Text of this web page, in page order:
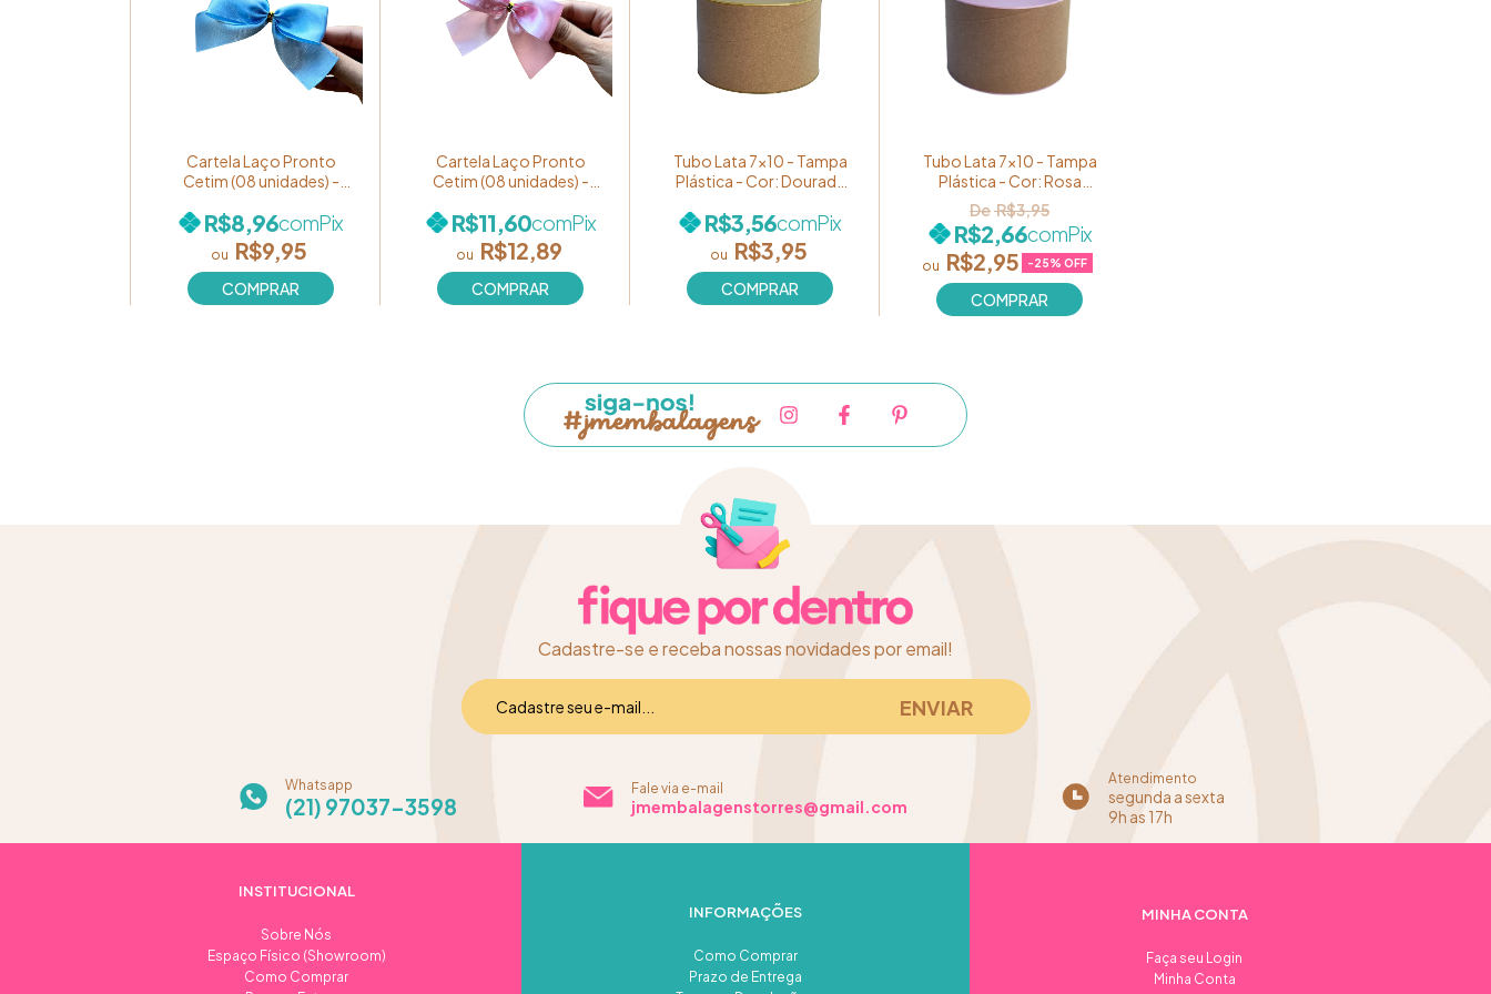
Cartela Laço Pronto
Cetim (08 unidades) -
Claro Ref. LC0043
(LC0002CM-8)
R$9,95
R$8,96comPix
Cartela Laço Pronto
Cetim (08 unidades) -
Ref. LC0010CM-8
R$12,89
R$11,60comPix
Tubo Lata 7x10 - Tampa
Plástica - Cor: Dourada
R$3,95
R$3,56comPix
Tubo Lata 7x10 - Tampa
Plástica - Cor: Rosa
Bebê
R$2,95 -25% OFF
R$3,95
R$2,66comPix
Cadastre-se e receba nossas novidades por email!
Whatsapp
(21) 97037-3598
Fale via e-mail
jmembalagenstorres@gmail.com
Atendimento
segunda a sexta
9h as 17h
INSTITUCIONAL
Sobre Nós
Espaço Físico (Showroom)
Como Comprar
INFORMAÇÕES
Como Comprar
Prazo de Entrega
MINHA CONTA
Faça seu Login
Minha Conta